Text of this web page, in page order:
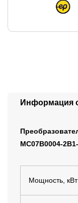
Информация
MC07B0004-
Мощность, кВт